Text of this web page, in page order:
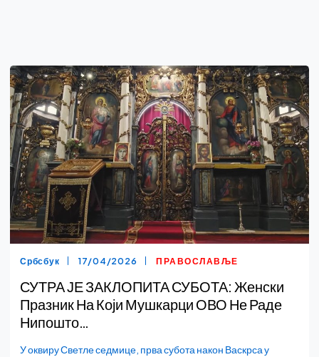
Србсбук 17/04/2026 ПРАВОСЛАВЉЕ
СУТРА ЈЕ ЗАКЛОПИТА СУБОТА: Женски
Празник На Који Мушкарци ОВО Не Раде
Нипошто…
У оквиру Светле седмице, прва субота након Васкрса у